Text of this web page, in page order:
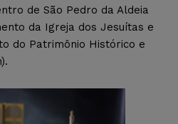
de São Pedro da Aldeia
da Igreja dos Jesuítas e
do Patrimônio Histórico e